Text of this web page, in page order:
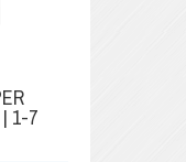
| 1-7